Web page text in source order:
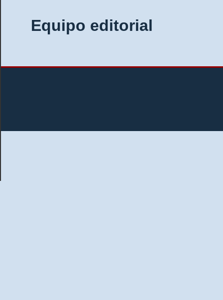
Equipo editorial